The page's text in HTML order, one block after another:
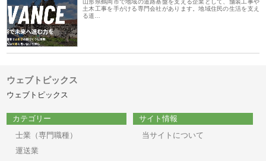
土木工事を手がける専門会社があります。地域住民の生活を支え
る道…
ウェブトピックス
ウェブトピックス
カテゴリー
士業（専門職種）
運送業
サイト情報
当サイトについて